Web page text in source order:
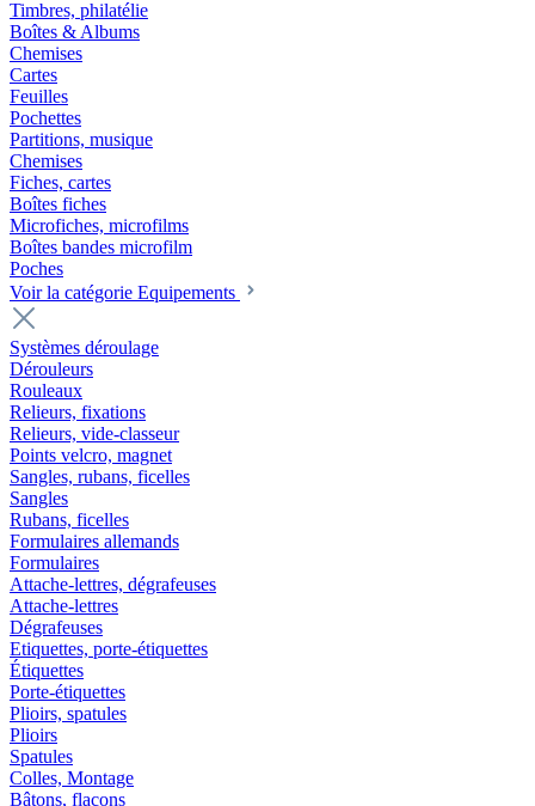
Timbres, philatélie
Boîtes & Albums
Chemises
Cartes
Feuilles
Pochettes
Partitions, musique
Chemises
Fiches, cartes
Boîtes fiches
Microfiches, microfilms
Boîtes bandes microfilm
Poches
Voir la catégorie Equipements
Systèmes déroulage
Dérouleurs
Rouleaux
Relieurs, fixations
Relieurs, vide-classeur
Points velcro, magnet
Sangles, rubans, ficelles
Sangles
Rubans, ficelles
Formulaires allemands
Formulaires
Attache-lettres, dégrafeuses
Attache-lettres
Dégrafeuses
Etiquettes, porte-étiquettes
Étiquettes
Porte-étiquettes
Plioirs, spatules
Plioirs
Spatules
Colles, Montage
Bâtons, flacons